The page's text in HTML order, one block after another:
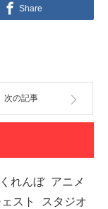
Share
次の記事
れんぼ アニメ
スト
スタジオ